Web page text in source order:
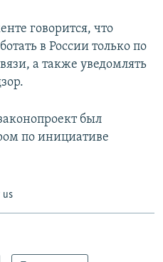
говорится, что
в России только по
а также уведомлять
был
по инициативе
us